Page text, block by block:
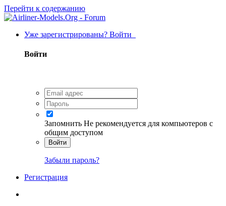
Перейти к содержанию
Уже зарегистрированы? Войти
Войти
Запомнить Не рекомендуется для компьютеров с
общим доступом
Войти
Забыли пароль?
Регистрация